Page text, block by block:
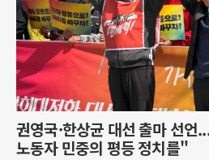
권영국·한상균 대선 출마 선
노동자 민중의 평등 정치를"